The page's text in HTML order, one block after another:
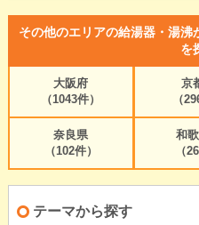
その他のエリアの給湯器・湯
を
大阪府
（1043件）
京
（
奈良県
（102件）
和
（
テーマから探す